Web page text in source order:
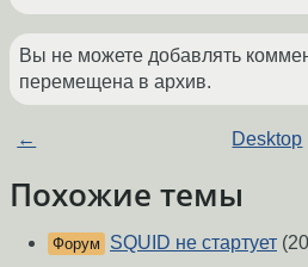
Вы не можете добавлять
перемещена в архив.
← Desktop
Похожие темы
Форум SQUID не стартует